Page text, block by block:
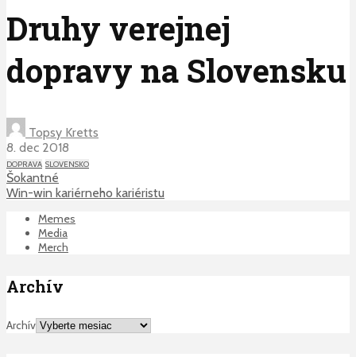
Druhy verejnej
dopravy na Slovensku
Topsy Kretts
8. dec 2018
DOPRAVA SLOVENSKO
Šokantné
Win-win kariérneho kariéristu
Memes
Media
Merch
Archív
Archív